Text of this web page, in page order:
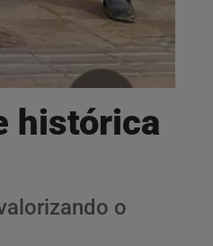
histórica
o